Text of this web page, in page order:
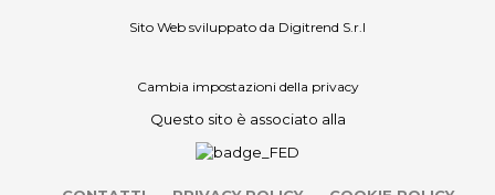
Sito Web sviluppato da Digitrend S.r.l
Cambia impostazioni della privacy
Questo sito è associato alla